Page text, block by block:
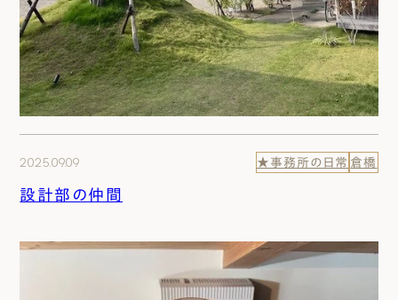
2025.09.09 ★事務所の日常 倉橋
設計部の仲間